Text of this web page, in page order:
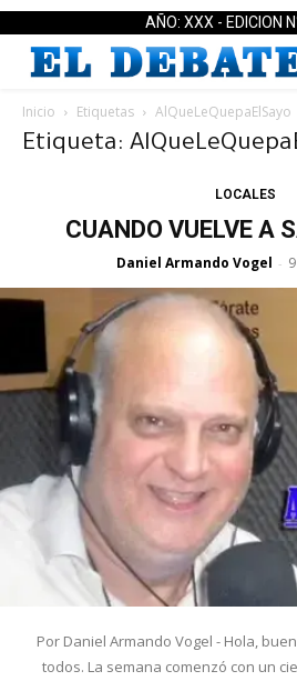
AÑO: XXX - EDICION
Inicio Etiquetas AlQueLeQuepaElSayo
Etiqueta:
LOCALES
CUANDO VUELVE A
Daniel Armando Vogel -
Por Daniel Armando Vogel - Hola,
todos. La semana comenzó con un